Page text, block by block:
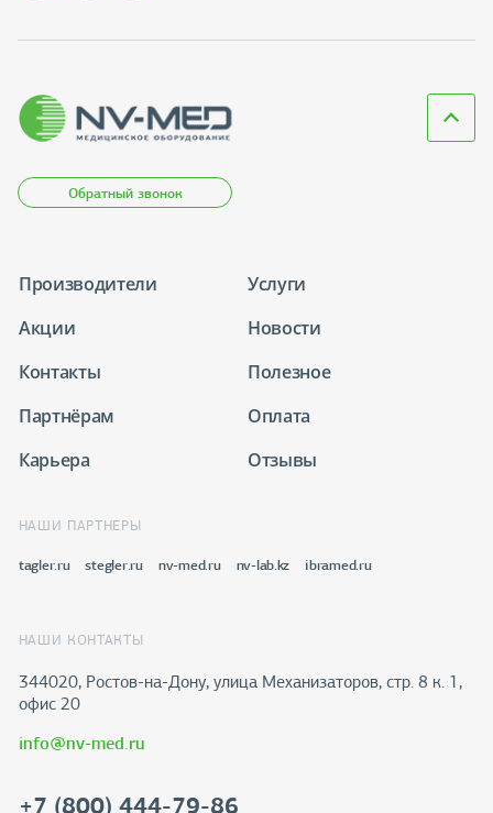
Обратный звонок
Производители
Услуги
Акции
Новости
Контакты
Полезное
Партнёрам
Оплата
Карьера
Отзывы
НАШИ ПАРТНЕРЫ
tagler.ru stegler.ru nv-med.ru nv-lab.kz ibramed.ru
НАШИ КОНТАКТЫ
344020, Ростов-на-Дону​, улица Механизаторов, стр. 8 к. 1,
офис 20
info@nv-med.ru
+7 (800) 444-79-86